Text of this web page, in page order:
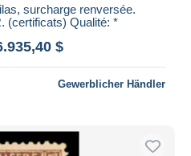
surcharge renversée.
(certificats) Qualité: *
$
Gewerblicher Händler